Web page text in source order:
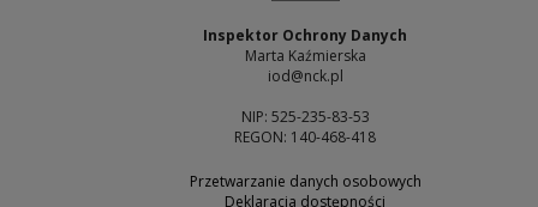
Inspektor Ochrony Danych
Marta Kaźmierska
iod@nck.pl
NIP: 525-235-83-53
REGON: 140-468-418
Przetwarzanie danych osobowych
Deklaracja dostępności